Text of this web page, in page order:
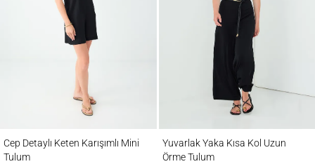
Cep Detaylı Keten Karışımlı Mini
Tulum
Yuvarlak Yaka Kısa Kol Uzun
Örme Tulum